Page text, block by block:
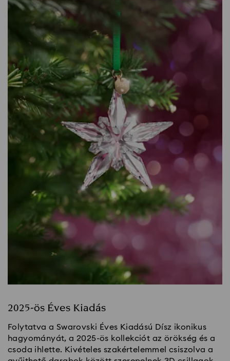
2025-ös Éves Kiadás
Folytatva a Swarovski Éves Kiadású Dísz ikonikus
hagyományát, a 2025-ös kollekciót az örökség és a
csoda ihlette. Kivételes szakértelemmel csiszolva a